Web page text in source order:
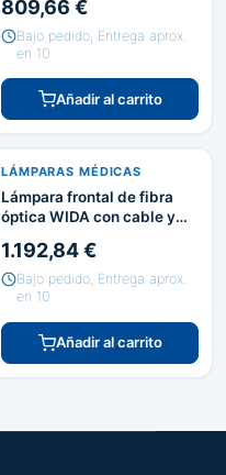
809,66 €
Bajo pedido, Entrega aprox.
en 10
Añadir al carrito
LÁMPARAS MÉDICAS
Lámpara frontal de fibra
óptica WIDA con cable y
modelo
1.192,84 €
Bajo pedido, Entrega aprox.
en 10
Añadir al carrito